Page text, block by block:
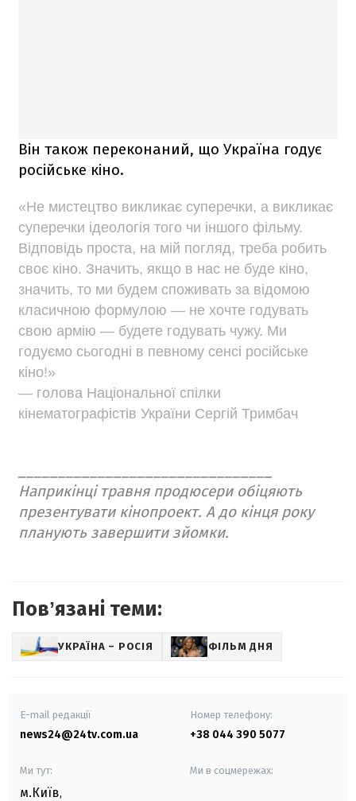
Він також переконаний, що Україна годує
російське кіно.
«Не мистецтво викликає суперечки, а викликає
суперечки ідеологія того чи іншого фільму.
Відповідь проста, на мій погляд, треба робить
своє кіно. Значить, якщо в нас не буде кіно,
значить, то ми будем споживать за відомою
класичною формулою — не хочте годувать
свою армію — будете годувать чужу. Ми
годуємо сьогодні в певному сенсі російське
кіно!»
— голова Національної спілки
кінематографістів України Сергій Тримбач
Наприкінці травня продюсери обіцяють
презентувати кінопроект. А до кінця року
планують завершити зйомки.
Повʼязані теми:
УКРАЇНА – РОСІЯ ФІЛЬМ ДНЯ
E-mail редакції
news24@24tv.com.ua
Номер телефону:
+38 044 390 5077
Ми тут:
м.Київ,
Ми в соцмережах: